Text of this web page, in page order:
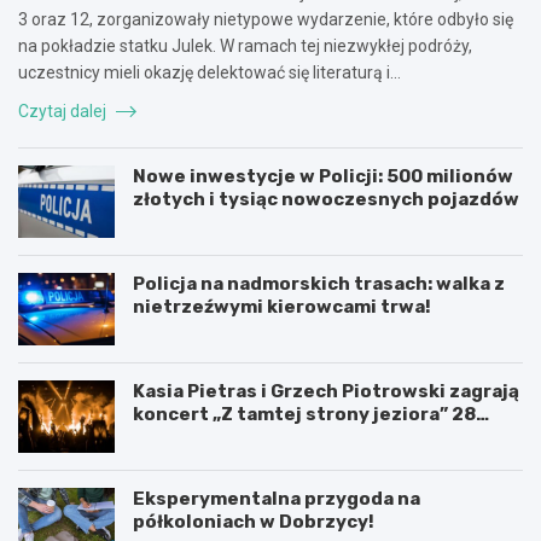
3 oraz 12, zorganizowały nietypowe wydarzenie, które odbyło się
na pokładzie statku Julek. W ramach tej niezwykłej podróży,
uczestnicy mieli okazję delektować się literaturą i…
Czytaj dalej
Nowe inwestycje w Policji: 500 milionów
złotych i tysiąc nowoczesnych pojazdów
Policja na nadmorskich trasach: walka z
nietrzeźwymi kierowcami trwa!
Kasia Pietras i Grzech Piotrowski zagrają
koncert „Z tamtej strony jeziora” 28
Eksperymentalna przygoda na
półkoloniach w Dobrzycy!